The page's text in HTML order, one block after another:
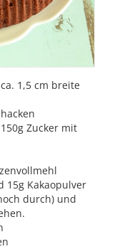
1,5 cm breite
Zucker mit
15g Kakaopulver
durch) und